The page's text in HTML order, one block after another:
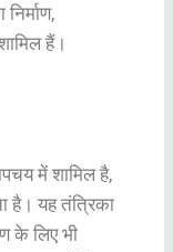
हैं।
में शामिल है,
है। यह तंत्रिका
के लिए भी